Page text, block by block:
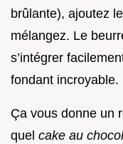
brûlante), ajoutez
mélangez. Le
s’intégrer
fondant incroyable.
Ça vous donne un
quel cake au